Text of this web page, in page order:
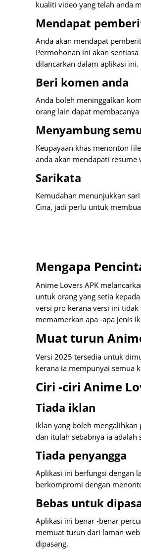
kualiti video yang telah anda
Mendapat
Anda akan mendapat
Permohonan ini akan
dilancarkan dalam aplikasi ini.
Beri komen anda
Anda boleh meninggalkan
orang lain dapat
Menyambung
Keupayaan khas menonton
anda akan mendapati resume
Sarikata
Kemudahan menunjukkan
Cina, jadi perlu untuk
Mengapa
Anime Lovers APK
untuk orang yang setia
versi pro kerana versi ini
memamerkan apa -apa jenis
Muat turun
Versi 2025 tersedia untuk
kerana ia mempunyai semua
Ciri -ciri Anime
Tiada iklan
Iklan yang boleh
dan itulah sebabnya ia adalah
Tiada penyangga
Aplikasi ini berfungsi dengan
berkompromi dengan
Bebas untuk
Aplikasi ini benar -benar
memuat turun dari laman
dipasang.